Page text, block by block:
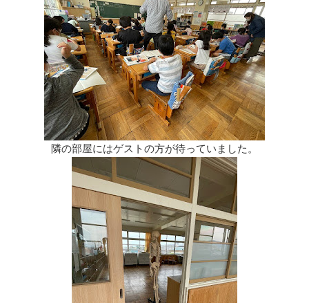
隣の部屋にはゲストの方が待っていました。